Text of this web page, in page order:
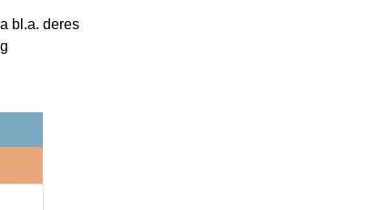
bl.a. deres